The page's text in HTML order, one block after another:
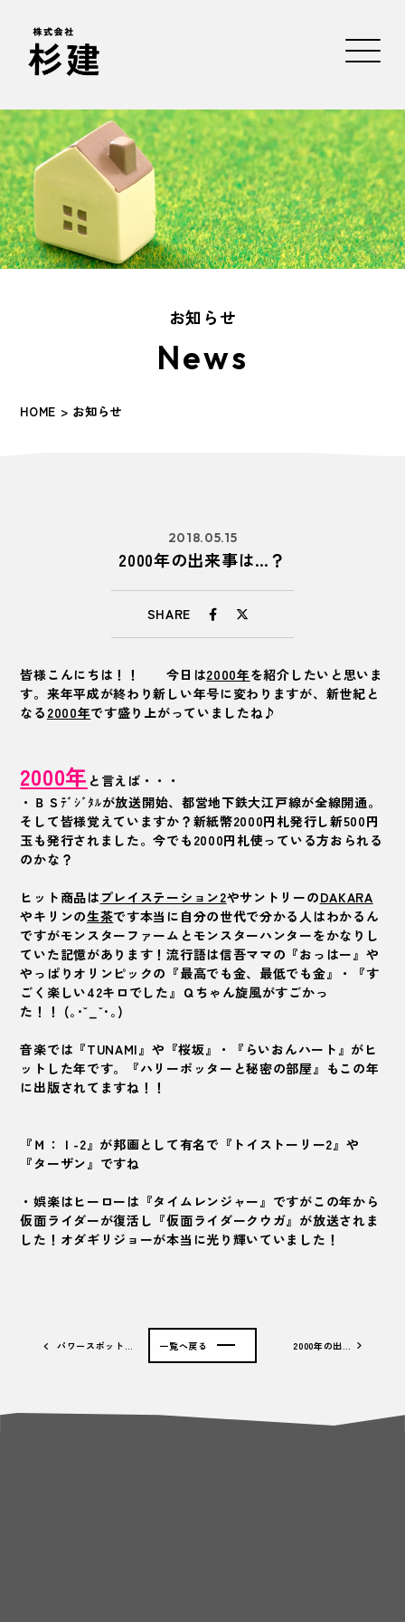
お知らせ
News
HOME > お知らせ
2018.05.15
2000年の出来事は…？
SHARE
皆様こんにちは！！ 今日は2000年を紹介したいと思いま
す。来年平成が終わり新しい年号に変わりますが、新世紀と
なる 2000年です盛り上がっていましたね♪
2000年 と言えば・・・
・ＢＳﾃﾞｼﾞﾀﾙが放送開始、都営地下鉄大江戸線が全線開通。
そして皆様覚えていますか？新紙幣2000円札発行し新500円
玉も発行されました。今でも2000円札使っている方おられる
のかな？
ヒット商品は プレイステーション2やサントリーのDAKARA
やキリンの生茶です本当に自分の世代で分かる人はわかるん
ですがモンスターファームとモンスターハンターをかなりし
ていた記憶があります！流行語は信吾ママの『おっはー』や
やっぱりオリンピックの『最高でも金、最低でも金』・『す
ごく楽しい42キロでした』Ｑちゃん旋風がすごかっ
た！！ (｡･ˇ_ˇ･｡)
音楽では『TUNAMI』や『桜坂』・『らいおんハート』がヒ
ットした年です。『ハリーポッターと秘密の部屋』もこの年
に出版されてますね！！
『Ｍ：Ｉ-2』が邦画として有名で『トイストーリー2』や
『ターザン』ですね
・娯楽はヒーローは『タイムレンジャー』ですがこの年から
仮面ライダーが復活し『仮面ライダークウガ』が放送されま
した！オダギリジョーが本当に光り輝いていました！
パワースポット… 2000年の出…
一覧へ戻る